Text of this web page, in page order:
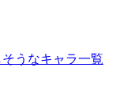
うなキャラ一覧